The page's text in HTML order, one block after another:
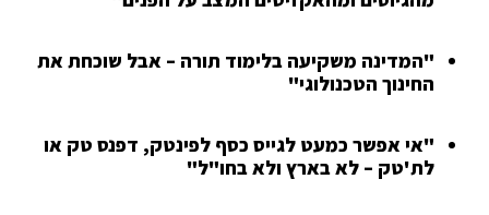
"המדינה משקיעה בלימוד תורה – אבל שוכחת את
החינוך הטכנולוגי"
"אי אפשר כמעט לגייס כסף לפינטק, דפנס טק או
לת'טק – לא בארץ ולא בחו"ל"